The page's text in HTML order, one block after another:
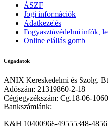
ÁSZF
Jogi információk
Adatkezelés
Fogyasztóvédelmi infók,
Online elállás gomb
Cégadatok
ANIX Kereskedelmi és Szolg.
Adószám: 21319860-2-18
Cégjegyzékszám: Cg.18-06-
Bankszámlánk:
K&H 10400968-49555348-